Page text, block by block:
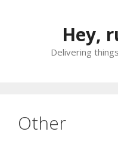
Hey,
Delivering
Other